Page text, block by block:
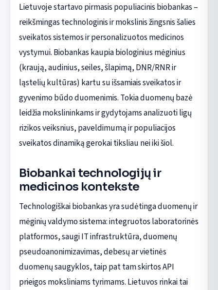
Lietuvoje startavo pirmasis populiacinis biobankas –
reikšmingas technologinis ir mokslinis žingsnis šalies
sveikatos sistemos ir personalizuotos medicinos
vystymui. Biobankas kaupia biologinius mėginius
(kraują, audinius, seiles, šlapimą, DNR/RNR ir
ląstelių kultūras) kartu su išsamiais sveikatos ir
gyvenimo būdo duomenimis. Tokia duomenų bazė
leidžia mokslininkams ir gydytojams analizuoti ligų
rizikos veiksnius, paveldimumą ir populiacijos
sveikatos dinamiką gerokai tiksliau nei iki šiol.
Biobankai technologijų ir
medicinos kontekste
Technologiškai biobankas yra sudėtinga duomenų ir
mėginių valdymo sistema: integruotos laboratorinės
platformos, saugi IT infrastruktūra, duomenų
pseudoanonimizavimas, debesų ar vietinės
duomenų saugyklos, taip pat tam skirtos API
prieigos moksliniams tyrimams. Lietuvos rinkai tai